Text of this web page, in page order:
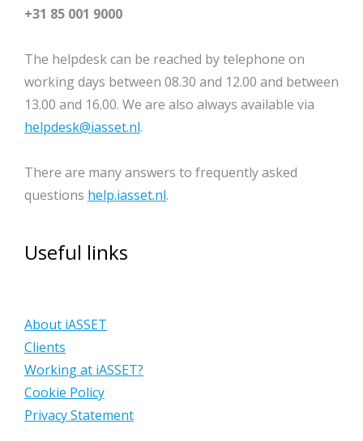
+31 85 001 9000
The helpdesk can be reached by telephone on
working days between 08.30 and 12.00 and between
13.00 and 16.00. We are also always available via
helpdesk@iasset.nl.
There are many answers to frequently asked
questions help.iasset.nl.
Useful links
About iASSET
Clients
Working at iASSET?
Cookie Policy
Privacy Statement